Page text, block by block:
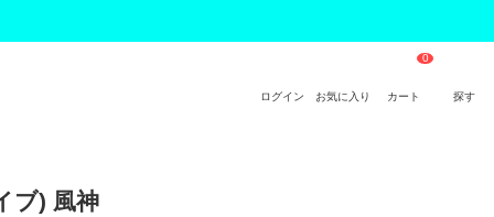
ログイン お気に入り カート 探す
ブ) 風神